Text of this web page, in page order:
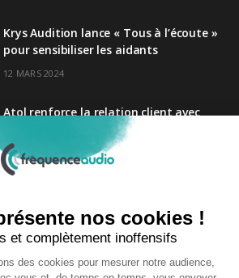
Krys Audition lance « Tous à l’écoute »
pour sensibiliser les aidants
12 MARS 2024
Atol renforce la relation client avec
une nouvelle campagne axée sur la
satisfaction
25 FÉVRIER 2025
Audition Conseil
27 MARS 2024